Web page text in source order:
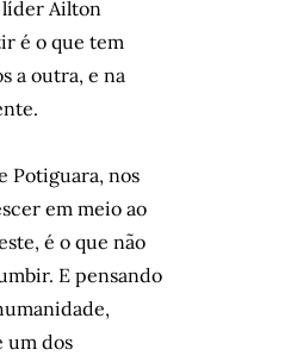
líder Ailton
é o que tem
a outra, e na
Potiguara, nos
em meio ao
é o que não
E pensando
um dos